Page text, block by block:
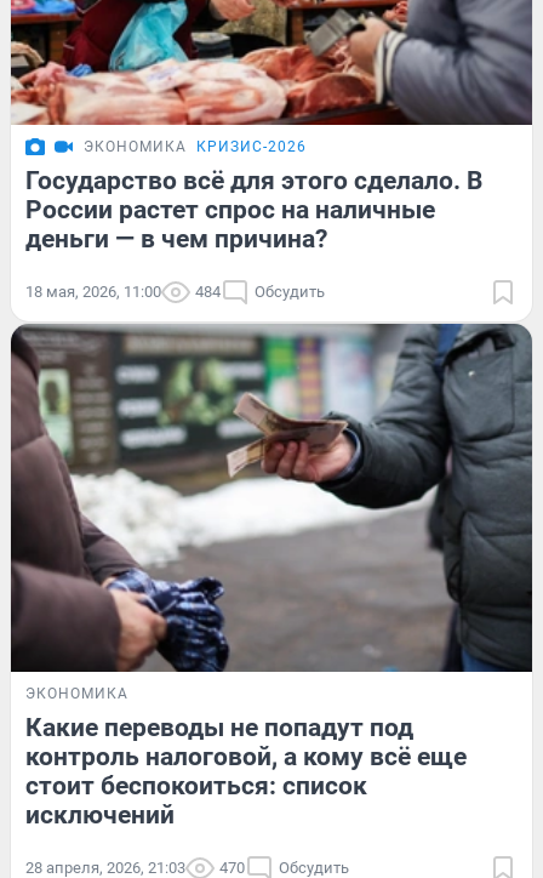
ЭКОНОМИКА КРИЗИС-2026
Государство всё для этого сделало. В
России растет спрос на наличные
деньги — в чем причина?
18 мая, 2026, 11:00 484 Обсудить
ЭКОНОМИКА
Какие переводы не попадут под
контроль налоговой, а кому всё еще
стоит беспокоиться: список
исключений
28 апреля, 2026, 21:03 470 Обсудить